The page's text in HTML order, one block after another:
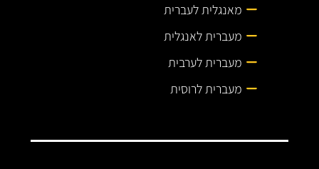
מאנגלית לעברית
מעברית לאנגלית
מעברית לערבית
מעברית לרוסית